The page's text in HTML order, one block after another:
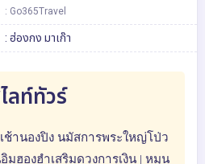
: Go365Travel
: ฮ่องกง มาเก๊า
ลท์ทัวร์
ช้านองปิง นมัสการพระใหญ่โป่ว
ฮองฮำเสริมดวงการเงิน | หมุน